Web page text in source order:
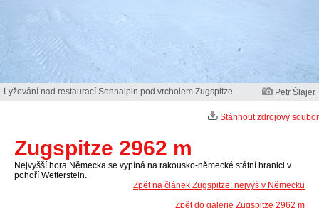
Lyžování nad restaurací Sonnalpin pod vrcholem Zugspitze. Petr Šlajer
Stáhnout zdrojový soubor
Zugspitze 2962 m
Nejvyšší hora Německa se vypíná na rakousko-německé státní hranici v
pohoří Wetterstein.
Zpět na článek Zugspitze: nejvýš v Německu
Zpět do galerie Zugspitze 2962 m